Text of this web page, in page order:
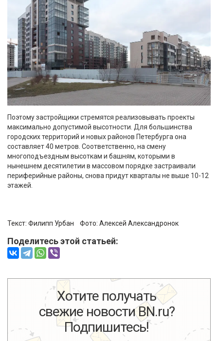
Поэтому застройщики стремятся реализовывать проекты
максимально допустимой высотности. Для большинства
городских территорий и новых районов Петербурга она
составляет 40 метров. Соответственно, на смену
многоподъездным высоткам и башням, которыми в
нынешнем десятилетии в массовом порядке застраивали
периферийные районы, снова придут кварталы не выше 10-12
этажей.
Текст: Филипп Урбан Фото: Алексей Александронок
Поделитесь этой статьей:
Comments are disabled
Хотите получать
свежие новости BN.ru?
Подпишитесь!